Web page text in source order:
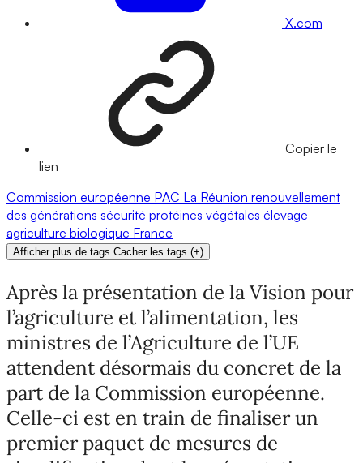
X.com
Copier le
lien
Commission européenne PAC La Réunion renouvellement
des générations sécurité protéines végétales élevage
agriculture biologique France
Afficher plus de tags Cacher les tags (+)
Après la présentation de la Vision pour
l’agriculture et l’alimentation, les
ministres de l’Agriculture de l’UE
attendent désormais du concret de la
part de la Commission européenne.
Celle-ci est en train de finaliser un
premier paquet de mesures de